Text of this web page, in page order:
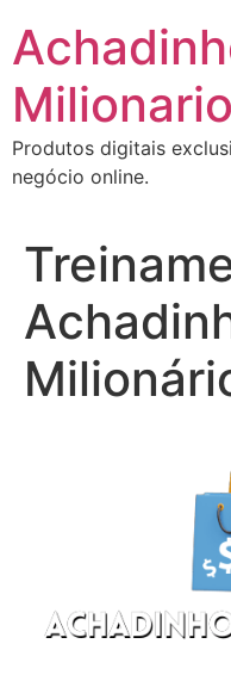
para
conteúdo
Produtos digitais
negócio online.